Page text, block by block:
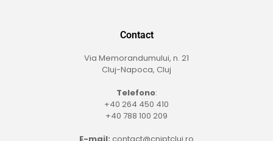
Contact
Via Memorandumului, n. 21
Cluj-Napoca, Cluj
Telefono:
+40 264 450 410
+40 788 100 209